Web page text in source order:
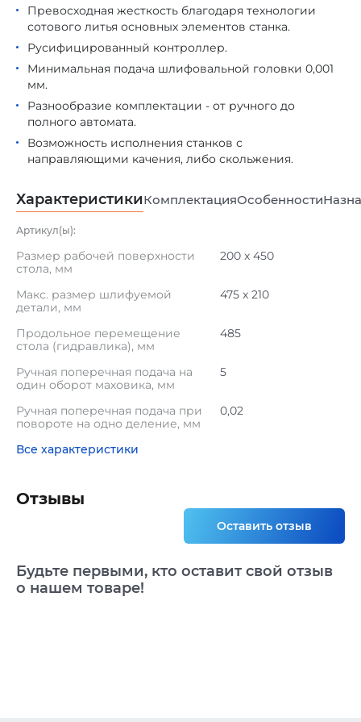
Превосходная жесткость благодаря технологии
сотового литья основных элементов станка.
Русифицированный контроллер.
Минимальная подача шлифовальной головки 0,001
мм.
Разнообразие комплектации - от ручного до
полного автомата.
Возможность исполнения станков с
направляющими качения, либо скольжения.
ХарактеристикиКомплектацияОсобенности
Артикул(ы):
Размер рабочей поверхности
стола, мм
200 x 450
Макс. размер шлифуемой
детали, мм
475 x 210
Продольное перемещение
стола (гидравлика), мм
485
Ручная поперечная подача на
один оборот маховика, мм
5
Ручная поперечная подача при
повороте на одно деление, мм
0,02
Все характеристики
Отзывы
Оставить отзыв
Будьте первыми, кто оставит свой отзыв
о нашем товаре!